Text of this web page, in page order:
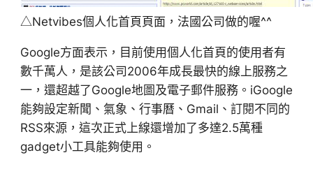
△Netvibes個人化首頁頁面，法國公司做的喔^^
Google方面表示，目前使用個人化首頁的使用者有
數千萬人，是該公司2006年成長最快的線上服務之
一，還超越了Google地圖及電子郵件服務。iGoogle
能夠設定新聞、氣象、行事曆、Gmail、訂閱不同的
RSS來源，這次正式上線還增加了多達2.5萬種
gadget小工具能夠使用。